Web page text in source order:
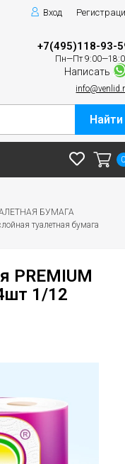
Вход
+7(495)118-93-
Пн—Пт
Написать
Найти
БУМАГА
туалетная бумага
PREMIUM
1/12